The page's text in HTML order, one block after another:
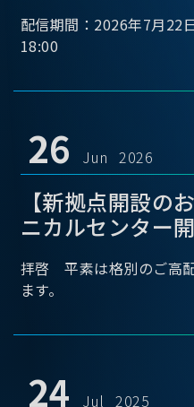
配信期間：2026年7月22
18:00
26 Jun 2026
【新拠点開設の
ニカルセンター
拝啓 平素は格別のご高
ます。
24 Jul 2025